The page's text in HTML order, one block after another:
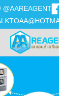
@AAREAGENT